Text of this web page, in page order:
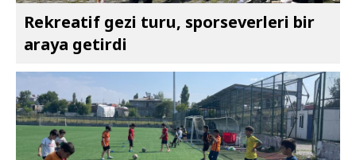
Rekreatif gezi turu, sporseverleri bir
araya getirdi